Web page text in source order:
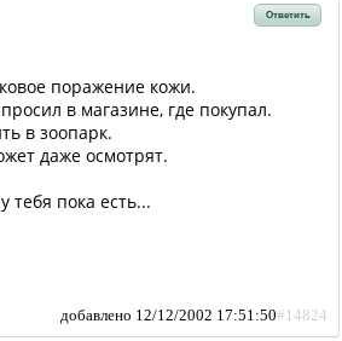
Ответить
поражение кожи.
в магазине, где покупал.
в зоопарк.
даже осмотрят.
тебя пока есть...
добавлено 12/12/2002 17:51:50#14824